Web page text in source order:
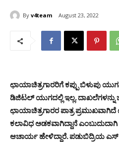
By v4team August 23, 2022
ಛಾಯಾಚಿತ್ರಗಾರರಿಗೆ ಕಪ್ಪು ಬಿಳುಪು
ಡಿಜಿಟಲ್ ಯುಗದಲ್ಲಿ ಇಲ್ಲ. ದಾಖಲೆಗಳನ್ನು
ಛಾಯಾಚಿತ್ರಗಾರರ ಪಾತ್ರ
ಕಲಾವಿಧ ಅಡಕವಾಗಿದ್ದಾನೆ
ಆಚಾರ್ಯ ಹೇಳಿದ್ದಾರೆ. ಪಡುಬಿದ್ರಿಯ ಎಸ್